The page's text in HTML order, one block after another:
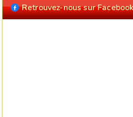
Retrouvez-nous sur